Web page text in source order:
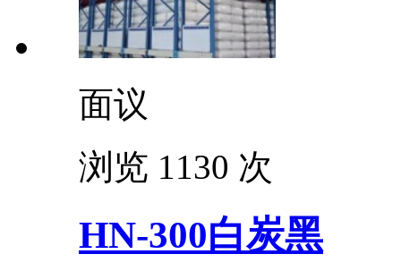
面议
浏览 1130 次
HN-300白炭黑